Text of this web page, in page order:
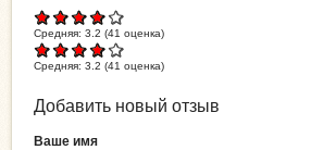
Средняя: 3.2 (41 оценка)
Средняя: 3.2 (41 оценка)
Добавить новый отзыв
Ваше имя